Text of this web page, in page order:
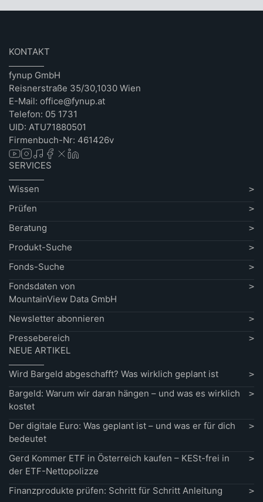
KONTAKT
fynup GmbH
Reisnerstraße 35/30,1030 Wien
E-Mail: office@fynup.at
Telefon: 05 1731
UID: ATU71880501
Firmenbuch-Nr: 461426v
SERVICES
Wissen
Prüfen
Beratung
Produkt-Suche
Fonds-Suche
Fondsdaten von
MountainView Data GmbH
Newsletter abonnieren
Pressebereich
NEUE ARTIKEL
Wird Bargeld abgeschafft? Was wirklich geplant ist
Bargeld: Warum wir daran hängen – und was es wirklich
kostet
Der digitale Euro: Was geplant ist – und was er für dich
bedeutet
Gerd Kommer ETF in Österreich kaufen – KESt-frei in
der ETF-Nettopolizze
Finanzprodukte prüfen: Schritt für Schritt Anleitung